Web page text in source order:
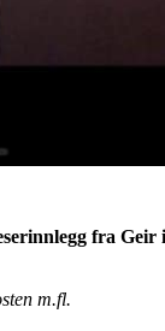
fra Geir i
m.fl.